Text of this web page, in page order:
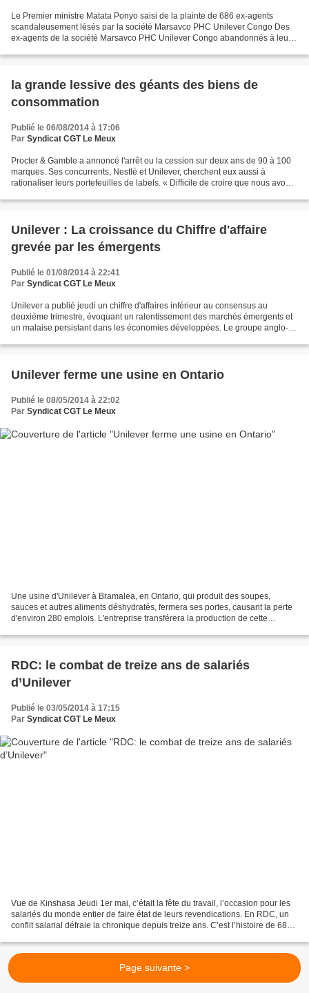
Le Premier ministre Matata Ponyo saisi de la plainte de 686 ex-agents
scandaleusement lésés par la société Marsavco PHC Unilever Congo Des
ex-agents de la société Marsavco PHC Unilever Congo abandonnés à leur
la grande lessive des géants des biens de
consommation
Publié le 06/08/2014 à 17:06
Par Syndicat CGT Le Meux
Procter & Gamble a annoncé l'arrêt ou la cession sur deux ans de 90 à 100
marques. Ses concurrents, Nestlé et Unilever, cherchent eux aussi à
rationaliser leurs portefeuilles de labels. « Difficile de croire que nous avons
Unilever : La croissance du Chiffre d'affaire
grevée par les émergents
Publié le 01/08/2014 à 22:41
Par Syndicat CGT Le Meux
Unilever a publié jeudi un chiffre d'affaires inférieur au consensus au
deuxième trimestre, évoquant un ralentissement des marchés émergents et
un malaise persistant dans les économies développées. Le groupe anglo-
Unilever ferme une usine en Ontario
Publié le 08/05/2014 à 22:02
Par Syndicat CGT Le Meux
Une usine d'Unilever à Bramalea, en Ontario, qui produit des soupes,
sauces et autres aliments déshydratés, fermera ses portes, causant la perte
d'environ 280 emplois. L'entreprise transférera la production de cette
RDC: le combat de treize ans de salariés
d’Unilever
Publié le 03/05/2014 à 17:15
Par Syndicat CGT Le Meux
Vue de Kinshasa Jeudi 1er mai, c’était la fête du travail, l’occasion pour les
salariés du monde entier de faire état de leurs revendications. En RDC, un
conflit salarial défraie la chronique depuis treize ans. C’est l’histoire de 686
Page suivante >